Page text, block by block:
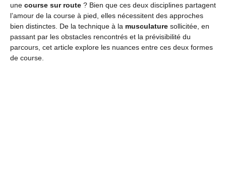
une course sur route ? Bien que ces deux disciplines partagent
l’amour de la course à pied, elles nécessitent des approches
bien distinctes. De la technique à la musculature sollicitée, en
passant par les obstacles rencontrés et la prévisibilité du
parcours, cet article explore les nuances entre ces deux formes
de course.